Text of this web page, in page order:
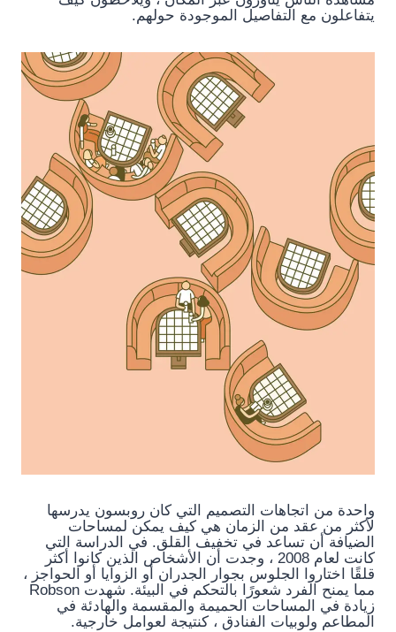
يتفاعلون مع التفاصيل الموجودة حولهم.
واحدة من اتجاهات التصميم التي كان روبسون يدرسها
لأكثر من عقد من الزمان هي كيف يمكن لمساحات
الضيافة أن تساعد في تخفيف القلق. في الدراسة التي
كانت لعام 2008 ، وجدت أن الأشخاص الذين كانوا أكثر
قلقًا اختاروا الجلوس بجوار الجدران أو الزوايا أو الحواجز ،
مما يمنح الفرد شعورًا بالتحكم في البيئة. شهدت Robson
زيادة في المساحات الحميمة والمقسمة والهادئة في
المطاعم ولوبيات الفنادق ، كنتيجة لعوامل خارجية.